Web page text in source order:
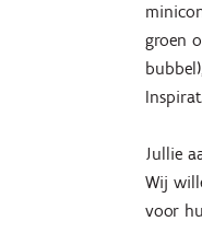
groen
Jullie
Wij
voor